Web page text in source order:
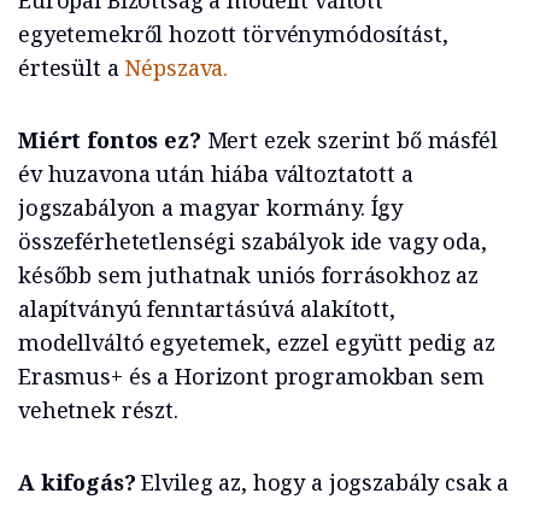
egyetemekről hozott törvénymódosítást,
értesült a Népszava.
Miért fontos ez? Mert ezek szerint bő másfél
év huzavona után hiába változtatott a
jogszabályon a magyar kormány. Így
összeférhetetlenségi szabályok ide vagy oda,
később sem juthatnak uniós forrásokhoz az
alapítványú fenntartásúvá alakított,
modellváltó egyetemek, ezzel együtt pedig az
Erasmus+ és a Horizont programokban sem
vehetnek részt.
A kifogás? Elvileg az, hogy a jogszabály csak a